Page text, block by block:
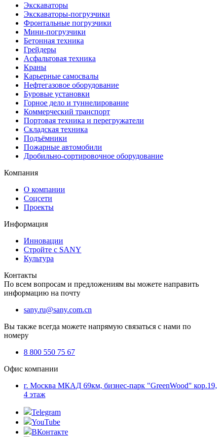
Экскаваторы
Экскаваторы-погрузчики
Фронтальные погрузчики
Мини-погрузчики
Бетонная техника
Грейдеры
Асфальтовая техника
Краны
Карьерные самосвалы
Нефтегазовое оборудование
Буровые установки
Горное дело и туннелирование
Коммерческий транспорт
Портовая техника и перегружатели
Складская техника
Подъёмники
Пожарные автомобили
Дробильно-сортировочное оборудование
Компания
О компании
Соцсети
Проекты
Информация
Инновации
Стройте с SANY
Культура
Контакты
По всем вопросам и предложениям вы можете направить
информацию на почту
sany.ru@sany.com.cn
Вы также всегда можете напрямую связаться с нами по
номеру
8 800 550 75 67
Офис компании
г. Москва МКАД 69км, бизнес-парк "GreenWood" кор.19,
4 этаж
Telegram
YouTube
ВКонтакте